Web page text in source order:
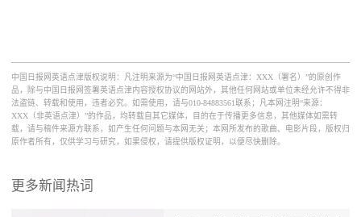
中国日报网英语点津版权说明：凡注明来源为“中国日报网英语点津：XXX（署名）”的原创作
品，除与中国日报网签署英语点津内容授权协议的网站外，其他任何网站或单位未经允许不得非
法盗链、转载和使用，违者必究。如需使用，请与010-84883561联系；凡本网注明“来源：
XXX（非英语点津）”的作品，均转载自其它媒体，目的在于传播更多信息，其他媒体如需转
载，请与稿件来源方联系，如产生任何问题与本网无关；本网所发布的歌曲、电影片段，版权归
原作者所有，仅供学习与研究，如果侵权，请提供版权证明，以便尽快删除。
更多新闻热词